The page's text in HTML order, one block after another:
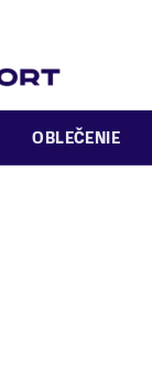
OBLEČENIE